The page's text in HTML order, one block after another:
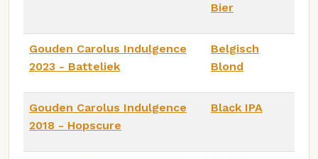
Bier
Gouden Carolus Indulgence
2023 - Batteliek
Belgisch
Blond
Gouden Carolus Indulgence
2018 - Hopscure
Black IPA